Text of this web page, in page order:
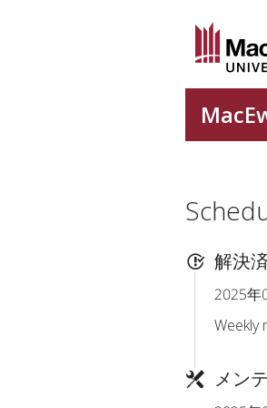
解決
2025年
Weekly
メン